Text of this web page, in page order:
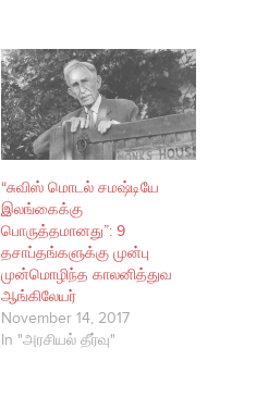
“சுவிஸ் மொடல் சமஷ்டியே
இலங்கைக்கு
பொருத்தமானது”: 9
தசாப்தங்களுக்கு முன்பு
முன்மொழிந்த காலனித்துவ
ஆங்கிலேயர்
November 14, 2017
In "அரசியல் தீர்வு"